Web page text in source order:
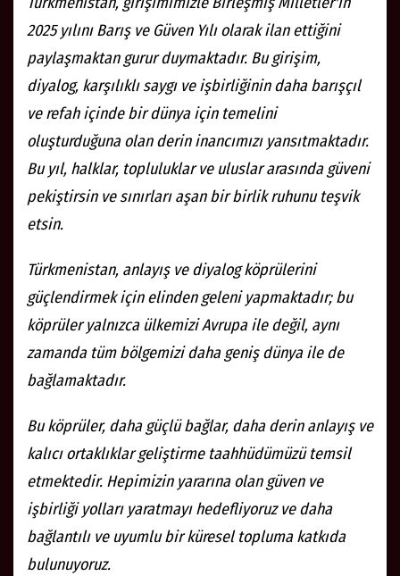
2025 yılını Barış ve Güven Yılı olarak ilan ettiğini
paylaşmaktan gurur duymaktadır. Bu girişim,
diyalog, karşılıklı saygı ve işbirliğinin daha barışçıl
ve refah içinde bir dünya için temelini
oluşturduğuna olan derin inancımızı yansıtmaktadır.
Bu yıl, halklar, topluluklar ve uluslar arasında güveni
pekiştirsin ve sınırları aşan bir birlik ruhunu teşvik
etsin.
Türkmenistan, anlayış ve diyalog köprülerini
güçlendirmek için elinden geleni yapmaktadır; bu
köprüler yalnızca ülkemizi Avrupa ile değil, aynı
zamanda tüm bölgemizi daha geniş dünya ile de
bağlamaktadır.
Bu köprüler, daha güçlü bağlar, daha derin anlayış ve
kalıcı ortaklıklar geliştirme taahhüdümüzü temsil
etmektedir. Hepimizin yararına olan güven ve
işbirliği yolları yaratmayı hedefliyoruz ve daha
bağlantılı ve uyumlu bir küresel topluma katkıda
bulunuyoruz.